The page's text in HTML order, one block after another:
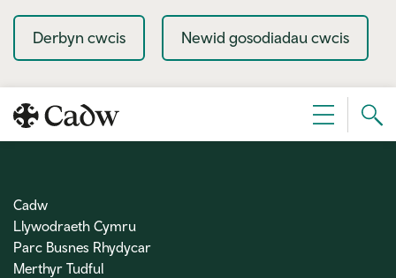
Derbyn cwcis Newid gosodiadau cwcis
Dewislen
Cadw
Llywodraeth Cymru
Parc Busnes Rhydycar
Merthyr Tudful